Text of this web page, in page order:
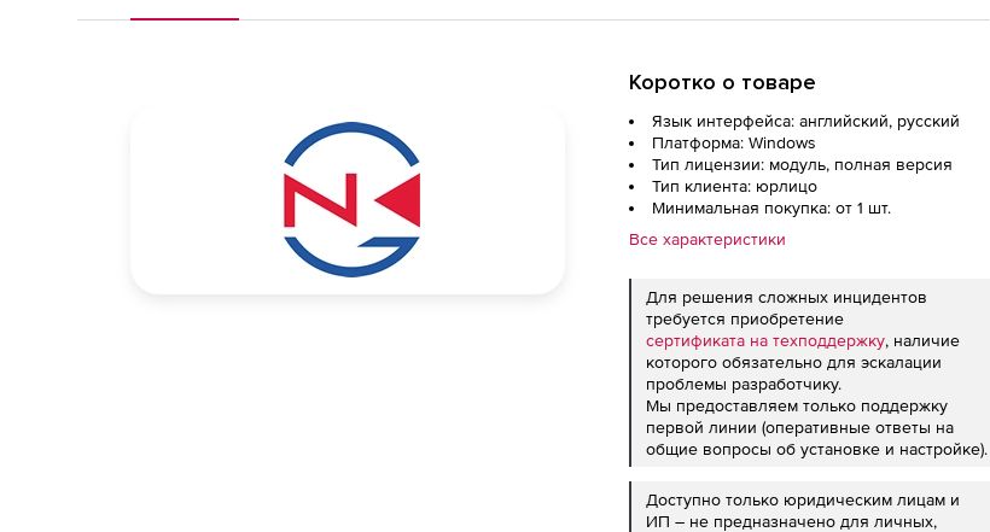
Коротко о товаре
Язык интерфейса: английский, русский
Платформа: Windows
Тип лицензии: модуль, полная версия
Тип клиента: юрлицо
Минимальная покупка: от 1 шт.
Все характеристики
Для решения сложных инцидентов
требуется приобретение
сертификата на техподдержку, наличие
которого обязательно для эскалации
проблемы разработчику.
Мы предоставляем только поддержку
первой линии (оперативные ответы на
общие вопросы об установке и настройке).
Доступно только юридическим лицам и
ИП – не предназначено для личных,